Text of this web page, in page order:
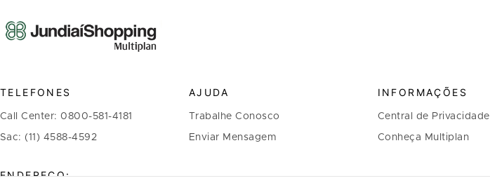
TELEFONES
Call Center: 0800-581-4181
Sac: (11) 4588-4592
ENDEREÇO:
AJUDA
Trabalhe Conosco
Enviar Mensagem
INFORMAÇÕES
Central de Privacidade
Conheça Multiplan